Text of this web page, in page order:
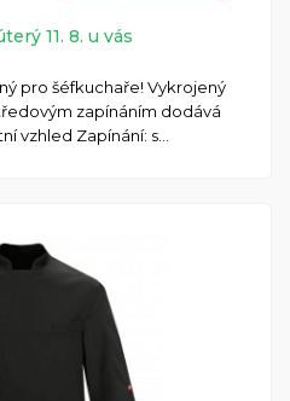
11. 8. u vás
pro šéfkuchaře! Vykrojený
zapínáním dodává
vzhled Zapínání: s...